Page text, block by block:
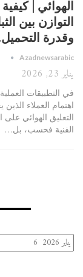
الهوائي |
التوازن بين
وقدرة
Azadnewsarabic
يناير 23, 2026
في التطبيقات
اهتمام العملاء
التعليق الهوائي
الفنية فحسب، بل…
الأرشيف